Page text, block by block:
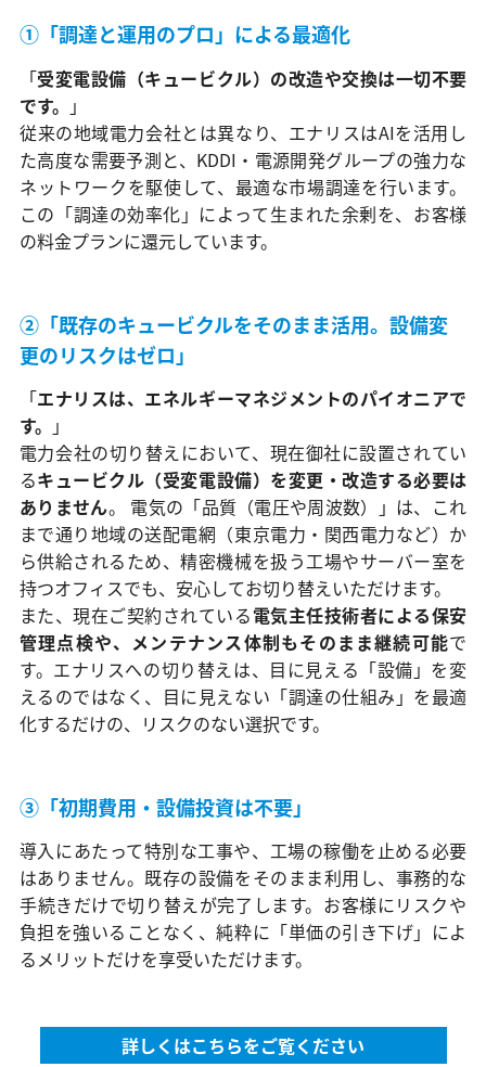
①「調達と運用のプロ」による最適化
「受変電設備（キュービクル）の改造や交換は一切不要
です。 」
従来の地域電力会社とは異なり、エナリスはAIを活用し
た高度な需要予測と、KDDI・電源開発グループの強力な
ネットワークを駆使して、最適な市場調達を行います。
この「調達の効率化」によって生まれた余剰を、お客様
の料金プランに還元しています。
②「既存のキュービクルをそのまま活用。設備変
更のリスクはゼロ」
「エナリスは、エネルギーマネジメントのパイオニアで
す。 」
電力会社の切り替えにおいて、現在御社に設置されてい
るキュービクル（受変電設備）を変更・改造する必要は
ありません。 電気の「品質（電圧や周波数）」は、これ
まで通り地域の送配電網（東京電力・関西電力など）か
ら供給されるため、精密機械を扱う工場やサーバー室を
持つオフィスでも、安心してお切り替えいただけます。
また、現在ご契約されている電気主任技術者による保安
管理点検や、メンテナンス体制もそのまま継続可能で
す。エナリスへの切り替えは、目に見える「設備」を変
えるのではなく、目に見えない「調達の仕組み」を最適
化するだけの、リスクのない選択です。
③「初期費用・設備投資は不要」
導入にあたって特別な工事や、工場の稼働を止める必要
はありません。既存の設備をそのまま利用し、事務的な
手続きだけで切り替えが完了します。お客様にリスクや
負担を強いることなく、純粋に「単価の引き下げ」によ
るメリットだけを享受いただけます。
詳しくはこちらをご覧ください